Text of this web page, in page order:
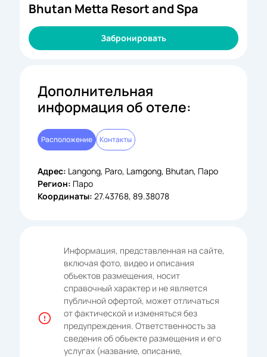
Bhutan Metta Resort and Spa
Забронировать
Дополнительная
информация об отеле:
Расположение Контакты
Адрес: Langong, Paro, Lamgong, Bhutan, Паро
Регион: Паро
Координаты: 27.43768, 89.38078
Информация, представленная на сайте,
включая фото, видео и описания
объектов размещения, носит
справочный характер и не является
публичной офертой, может отличаться
от фактической и изменяться без
предупреждения. Ответственность за
сведения об объекте размещения и его
услугах (название, описание,